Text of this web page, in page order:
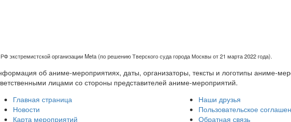
экстремистской организации Meta (по решению Тверского суда города Москвы от 21 марта 2022 года).
об аниме-мероприятиях, даты, организаторы, тексты и логотипы аниме-
лицами со стороны представителей аниме-мероприятий.
Главная страница
Новости
Карта мероприятий
Наши друзья
Пользовательское
Обратная связь